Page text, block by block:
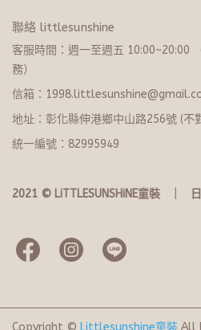
聯絡 littlesunshine
客服時間：週一至週五 10:00~20:​0​0
務）
信箱：
地址：彰化縣伸港鄉中山路256號 (不
統一編號：82995949
2021 © LiTTLESUNSHiNE童裝   ｜
Copyright © Littlesunshine童裝 All